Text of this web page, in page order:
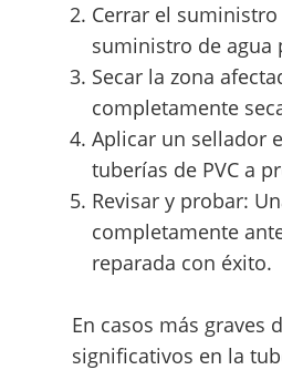
Cerrar el
suministro de agua
Secar la zona
completamente
Aplicar un sellador
tuberías de PVC a
Revisar y probar:
completamente
reparada con éxito.
En casos más graves
significativos en la